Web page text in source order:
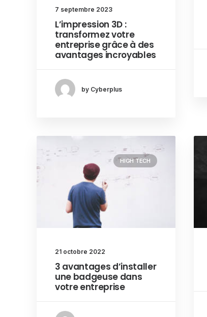
7 septembre 2023
L’impression 3D :
transformez votre
entreprise grâce à des
avantages incroyables
by Cyberplus
HIGH TECH
21 octobre 2022
3 avantages d’installer
une badgeuse dans
votre entreprise